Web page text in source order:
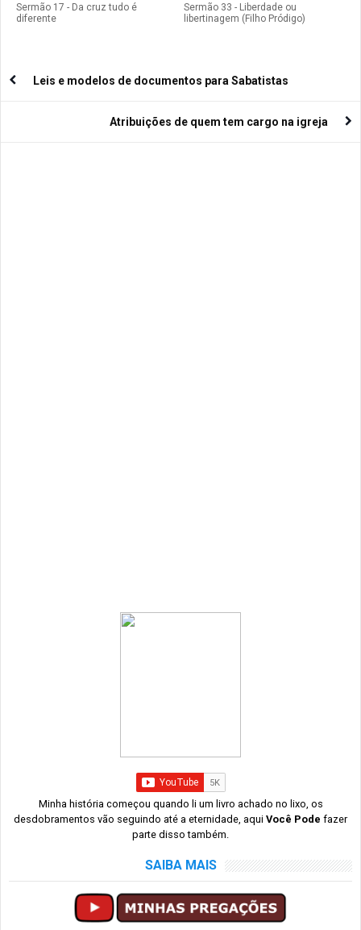
Sermão 17 - Da cruz tudo é
diferente
Sermão 33 - Liberdade ou
libertinagem (Filho Pródigo)
Leis e modelos de documentos para Sabatistas
Atribuições de quem tem cargo na igreja
Minha história começou quando li um livro achado no lixo, os
desdobramentos vão seguindo até a eternidade, aqui Você Pode fazer
parte disso também.
SAIBA MAIS